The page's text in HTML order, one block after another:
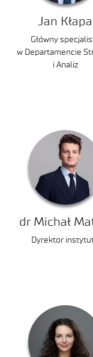
Jan Kłapa
Główny
w Departamencie
i Analiz
dr Michał
Dyrektor